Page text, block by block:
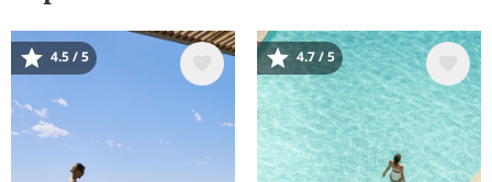
Immagine
4.5 / 5 Immagine
4.7 / 5